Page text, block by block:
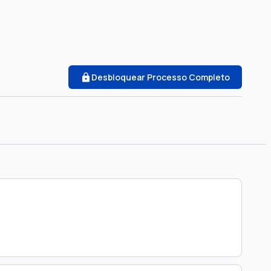
Desbloquear Processo Completo